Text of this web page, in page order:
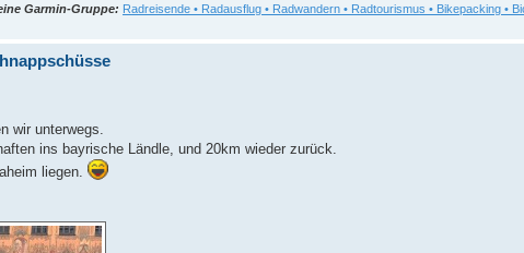
Garmin-Gruppe: Radreisende • Radausflug • Radwandern • Radtourismus • Bikepacking •
wir unterwegs.
ins bayrische Ländle, und 20km wieder zurück.
liegen.